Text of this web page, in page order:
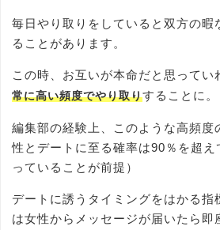
毎日やり取りをしていると双方の暇
ることがあります。
この時、お互いが本命だと思ってい
常に高い頻度でやり取りすることに。
編集部の経験上、このような高頻度
性とデートに至る確率は90％を超
っていることが前提）
デートに誘うタイミングをはかる指
は女性からメッセージが届いたら即